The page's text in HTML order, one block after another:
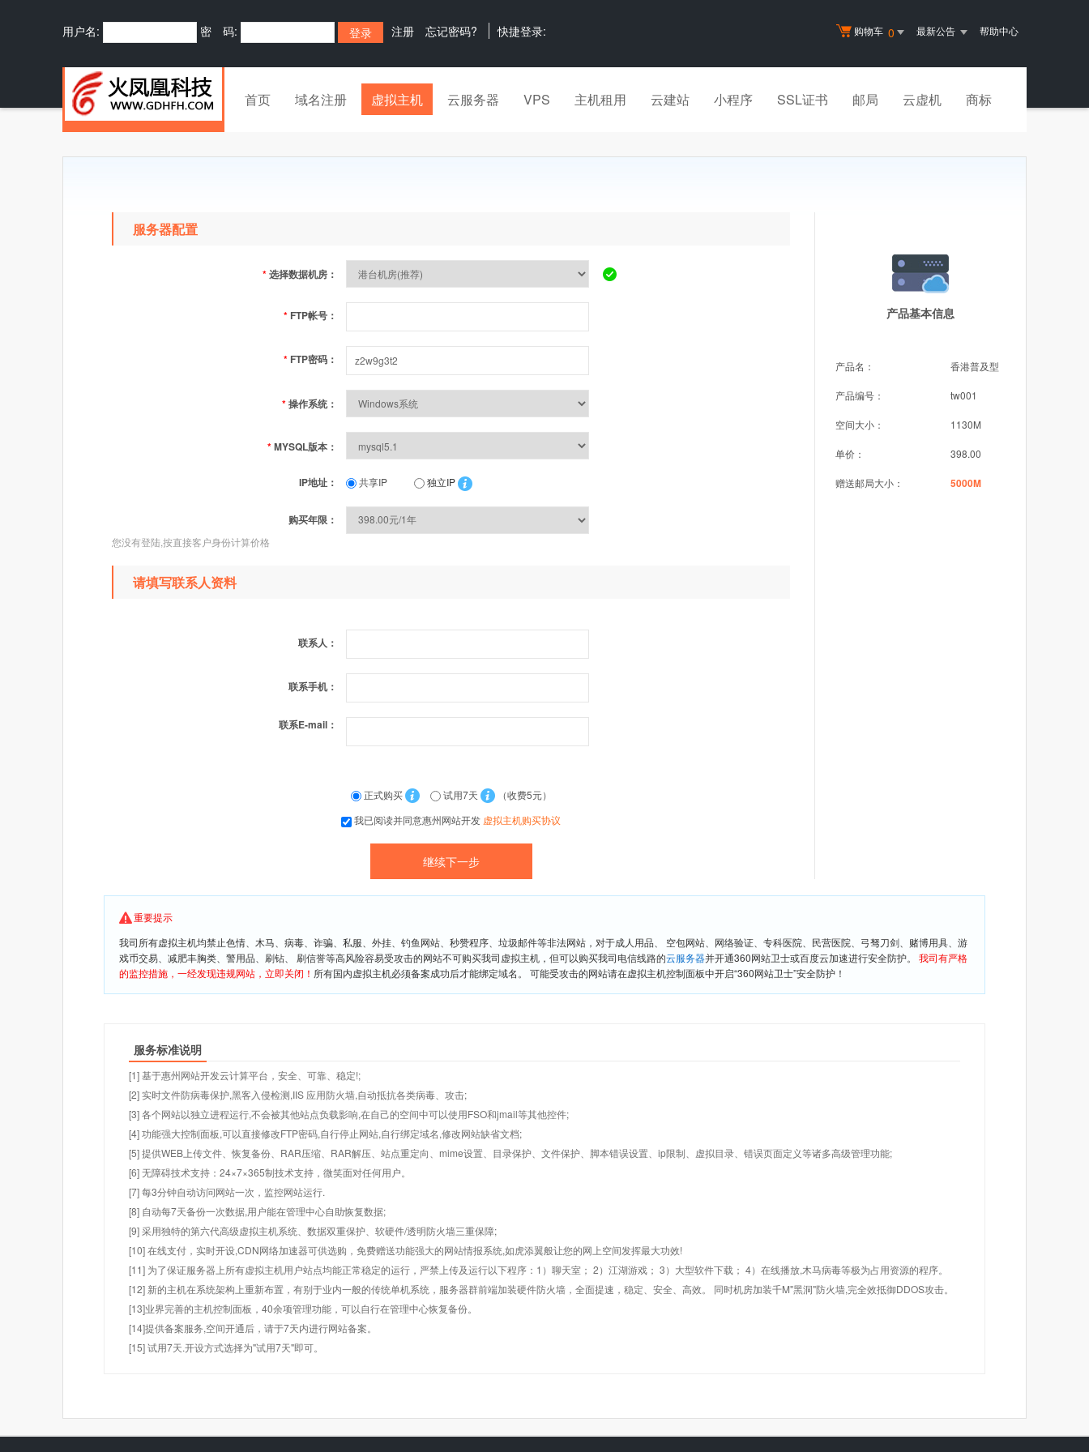
购物车 0 最新公告 帮助中心
用户名: 密 码: 注册 忘记密码? 快捷登录:
首页 域名注册 虚拟主机 云服务器 VPS 主机租用 云建站 小程序 SSL证书 邮局 云虚机 商标
产品基本信息
产品名： 香港普及型
产品编号： tw001
空间大小： 1130M
单价： 398.00
赠送邮局大小： 5000M
服务器配置
*选择数据机房：
* FTP帐号：
* FTP密码：
*操作系统：
*MYSQL版本：
IP地址： 共享IP 独立IP
购买年限：
您没有登陆,按直接客户身份计算价格
请填写联系人资料
联系人：
联系手机：
联系E-mail：
正式购买 试用7天
（收费5元）
我已阅读并同意惠州网站开发 虚拟主机购买协议
重要提示
我司所有虚拟主机均禁止色情、木马、病毒、诈骗、私服、外挂、钓鱼网站、秒赞程序、垃圾邮件等非法网站，对于成人用品、 空包网站、网络验证、专科医院、民营医院、弓驽刀剑、赌博用具、游
戏币交易、减肥丰胸类、警用品、刷钻、 刷信誉等高风险容易受攻击的网站不可购买我司虚拟主机，但可以购买我司电信线路的云服务器并开通360网站卫士或百度云加速进行安全防护。 我司有严格
的监控措施，一经发现违规网站，立即关闭！ 所有国内虚拟主机必须备案成功后才能绑定域名。 可能受攻击的网站请在虚拟主机控制面板中开启“360网站卫士”安全防护！
服务标准说明
[1] 基于惠州网站开发云计算平台，安全、可靠、稳定!;
[2] 实时文件防病毒保护,黑客入侵检测,IIS 应用防火墙,自动抵抗各类病毒、攻击;
[3] 各个网站以独立进程运行,不会被其他站点负载影响,在自己的空间中可以使用FSO和jmail等其他控件;
[4] 功能强大控制面板,可以直接修改FTP密码,自行停止网站,自行绑定域名,修改网站缺省文档;
[5] 提供WEB上传文件、恢复备份、RAR压缩、RAR解压、站点重定向、mime设置、目录保护、文件保护、脚本错误设置、ip限制、虚拟目录、错误页面定义等诸多高级管理功能;
[6] 无障碍技术支持：24×7×365制技术支持，微笑面对任何用户。
[7] 每3分钟自动访问网站一次，监控网站运行.
[8] 自动每7天备份一次数据,用户能在管理中心自助恢复数据;
[9] 采用独特的第六代高级虚拟主机系统、数据双重保护、软硬件/透明防火墙三重保障;
[10] 在线支付，实时开设,CDN网络加速器可供选购，免费赠送功能强大的网站情报系统,如虎添翼般让您的网上空间发挥最大功效!
[11] 为了保证服务器上所有虚拟主机用户站点均能正常稳定的运行，严禁上传及运行以下程序：1）聊天室； 2）江湖游戏； 3）大型软件下载； 4）在线播放,木马病毒等极为占用资源的程序。
[12] 新的主机在系统架构上重新布置，有别于业内一般的传统单机系统，服务器群前端加装硬件防火墙，全面提速，稳定、安全、高效。 同时机房加装千M"黑洞"防火墙,完全效抵御DDOS攻击。
[13]业界完善的主机控制面板，40余项管理功能，可以自行在管理中心恢复备份。
[14]提供备案服务,空间开通后，请于7天内进行网站备案。
[15] 试用7天.开设方式选择为"试用7天"即可。